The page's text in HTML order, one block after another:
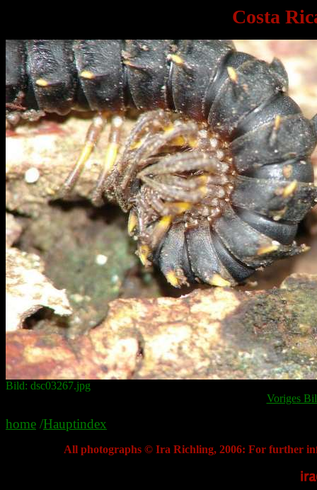
Costa
Bild: dsc03267.jpg
Voriges
home /Hauptindex
All photographs © Ira Richling, 2006: For further